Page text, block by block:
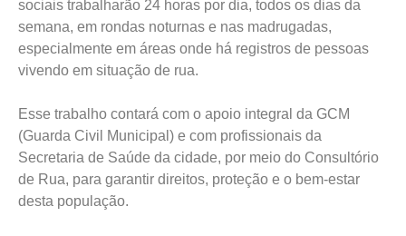
sociais trabalharão 24 horas por dia, todos os dias da
semana, em rondas noturnas e nas madrugadas,
especialmente em áreas onde há registros de pessoas
vivendo em situação de rua.
Esse trabalho contará com o apoio integral da GCM
(Guarda Civil Municipal) e com profissionais da
Secretaria de Saúde da cidade, por meio do Consultório
de Rua, para garantir direitos, proteção e o bem-estar
desta população.